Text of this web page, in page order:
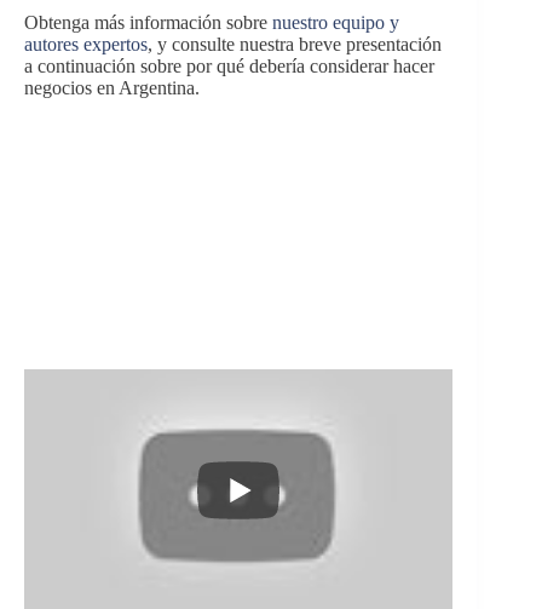
Obtenga más información sobre nuestro equipo y
autores expertos, y consulte nuestra breve presentación
a continuación sobre por qué debería considerar hacer
negocios en Argentina.